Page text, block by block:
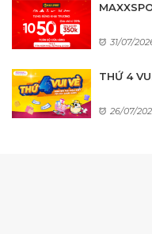
31/07/
THỨ 4
26/07/